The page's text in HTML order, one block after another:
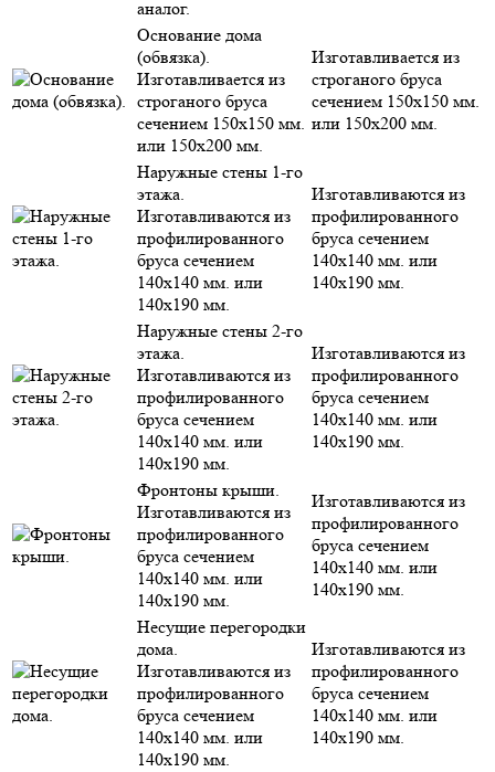
аналог.
Основание дома
(обвязка).
Изготавливается из
строганого бруса
сечением 150х150 мм.
или 150х200 мм.
Изготавливается из
строганого бруса
сечением 150х150 мм.
или 150х200 мм.
Наружные стены 1-го
этажа.
Изготавливаются из
профилированного
бруса сечением
140х140 мм. или
140х190 мм.
Изготавливаются из
профилированного
бруса сечением
140х140 мм. или
140х190 мм.
Наружные стены 2-го
этажа.
Изготавливаются из
профилированного
бруса сечением
140х140 мм. или
140х190 мм.
Изготавливаются из
профилированного
бруса сечением
140х140 мм. или
140х190 мм.
Фронтоны крыши.
Изготавливаются из
профилированного
бруса сечением
140х140 мм. или
140х190 мм.
Изготавливаются из
профилированного
бруса сечением
140х140 мм. или
140х190 мм.
Несущие перегородки
дома.
Изготавливаются из
профилированного
бруса сечением
140х140 мм. или
140х190 мм.
Изготавливаются из
профилированного
бруса сечением
140х140 мм. или
140х190 мм.